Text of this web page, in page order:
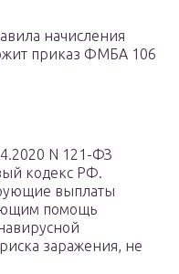
начисления
приказ ФМБА 106
N 121-ФЗ
кодекс РФ.
выплаты
помощь
заражения, не